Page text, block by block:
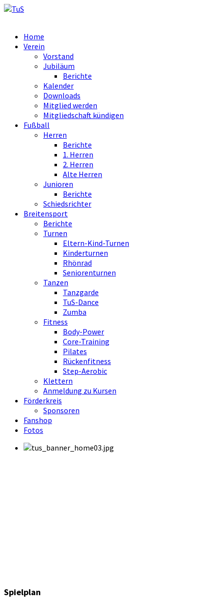
Home
Verein
Vorstand
Jubiläum
Berichte
Kalender
Downloads
Mitglied werden
Mitgliedschaft kündigen
Fußball
Herren
Berichte
1. Herren
2. Herren
Alte Herren
Junioren
Berichte
Schiedsrichter
Breitensport
Berichte
Turnen
Eltern-Kind-Turnen
Kinderturnen
Rhönrad
Seniorenturnen
Tanzen
Tanzgarde
TuS-Dance
Zumba
Fitness
Body-Power
Core-Training
Pilates
Rückenfitness
Step-Aerobic
Klettern
Anmeldung zu Kursen
Förderkreis
Sponsoren
Fanshop
Fotos
Spielplan